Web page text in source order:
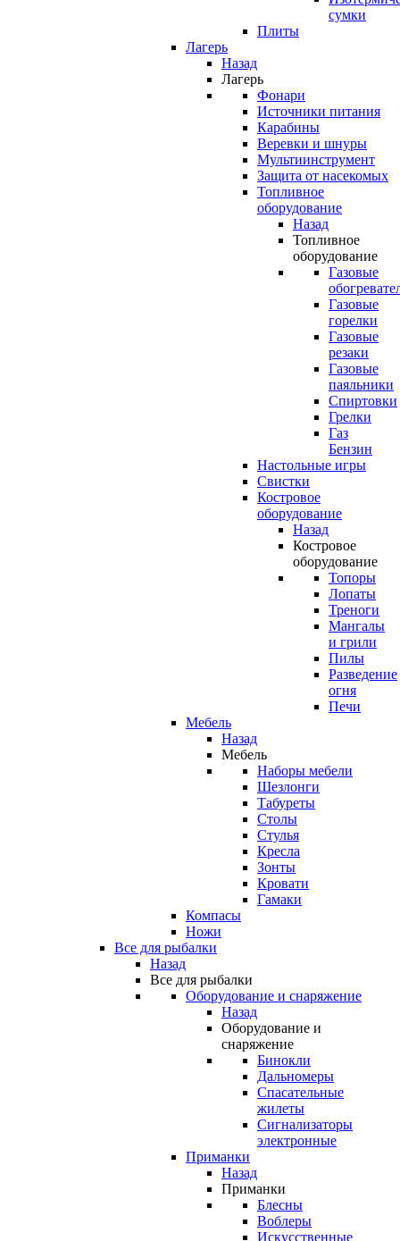
сумки
Плиты
Лагерь
Назад
Лагерь
Фонари
Источники питания
Карабины
Веревки и шнуры
Мультиинструмент
Защита от насекомых
Топливное
оборудование
Назад
Топливное
оборудование
Газовые
Газовые
горелки
Газовые
резаки
Газовые
паяльники
Спиртовки
Грелки
Газ
Бензин
Настольные игры
Свистки
Костровое
оборудование
Назад
Костровое
оборудование
Топоры
Лопаты
Треноги
Мангалы
и грили
Пилы
Разведение
огня
Печи
Мебель
Назад
Мебель
Наборы мебели
Шезлонги
Табуреты
Столы
Стулья
Кресла
Зонты
Кровати
Гамаки
Компасы
Ножи
Все для рыбалки
Назад
Все для рыбалки
Оборудование и снаряжение
Назад
Оборудование и
снаряжение
Бинокли
Дальномеры
Спасательные
жилеты
Сигнализаторы
электронные
Приманки
Назад
Приманки
Блесны
Воблеры
Искусственные